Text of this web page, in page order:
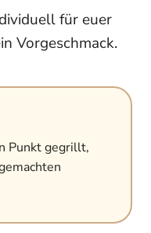
für euer
Vorgeschmack.
Punkt gegrillt,